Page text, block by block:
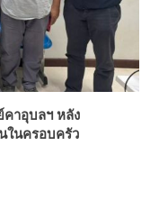
คาอุบลฯ หลัง
ในครอบครัว